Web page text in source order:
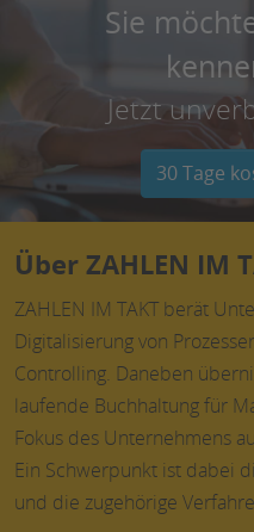
Sie
Jetzt
30 Tage
Über ZAHLEN IM
ZAHLEN IM TAKT berät
Digitalisierung von
Controlling. Daneben
laufende Buchhaltung für
Fokus des Unternehmens
Ein Schwerpunkt ist dabei
und die zugehörige